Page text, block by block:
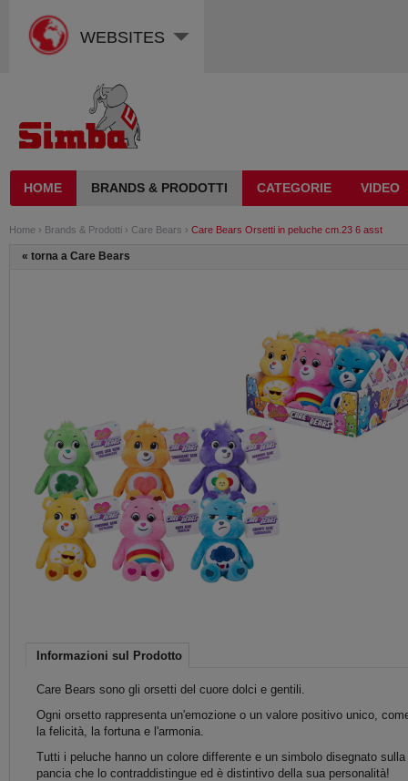
WEBSITES
HOME BRANDS & PRODOTTI CATEGORIE VIDEO
Home › Brands & Prodotti › Care Bears › Care Bears Orsetti in peluche cm.23 6 asst
« torna a Care Bears
Informazioni sul Prodotto
Care Bears sono gli orsetti del cuore dolci e gentili.
Ogni orsetto rappresenta un'emozione o un valore positivo unico,
la felicità, la fortuna e l'armonia.
Tutti i peluche hanno un colore differente e un simbolo disegnato sulla
pancia che lo contraddistingue ed è distintivo della sua personalità!